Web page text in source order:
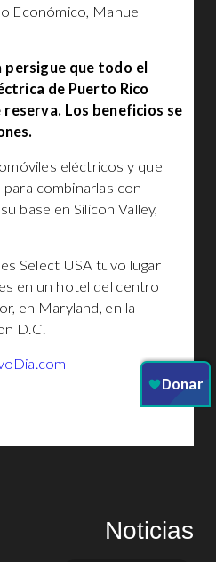
Económico, Manuel
persigue que todo el
de Puerto Rico
Los beneficios se
eléctricos y que
combinarlas con
base en Silicon Valley,
Select USA tuvo lugar
en un hotel del centro
en Maryland, en la
D.C.
Noticias